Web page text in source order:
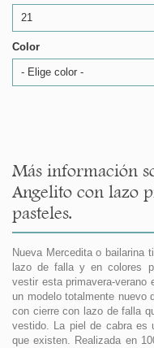
21
Color
- Elige color -
Más información
Angelito con lazo
pasteles.
Nueva Mercedita o bailarina
lazo de falla y en colores
vestir esta primavera-verano
un modelo totalmente nuevo
con cierre con lazo de falla
vestido. La piel de cabra es
que existen. Realizada en